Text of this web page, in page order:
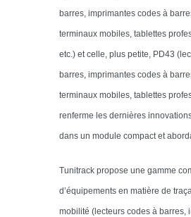
barres, imprimantes codes à
terminaux mobiles, tablettes
etc.) et celle, plus petite, PD43
barres, imprimantes codes à
terminaux mobiles, tablettes
renferme les dernières
dans un module compact et
Tunitrack propose une gamme
d’équipements en matière de
mobilité (lecteurs codes à barres,